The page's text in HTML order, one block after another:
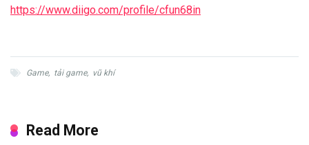
https://www.diigo.com/profile/cfun68in
Game, tải game, vũ khí
Read More